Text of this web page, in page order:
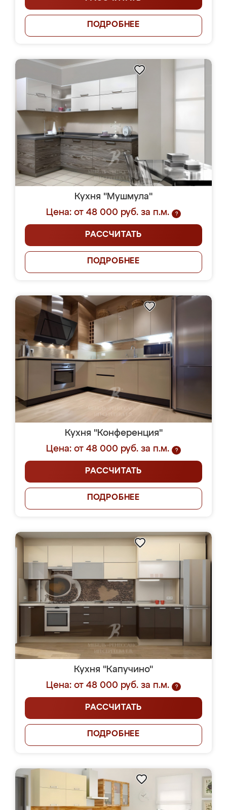
ПОДРОБНЕЕ
Кухня "Мушмула"
Цена: от 48 000 руб. за п.м.
?
РАССЧИТАТЬ
ПОДРОБНЕЕ
Кухня "Конференция"
Цена: от 48 000 руб. за п.м.
?
РАССЧИТАТЬ
ПОДРОБНЕЕ
Кухня "Капучино"
Цена: от 48 000 руб. за п.м.
?
РАССЧИТАТЬ
ПОДРОБНЕЕ